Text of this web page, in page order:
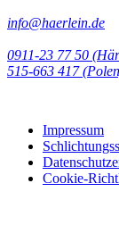
info@haerlein.de
0911-23 77 50
‭515-663 417
Impressum
Cookie-